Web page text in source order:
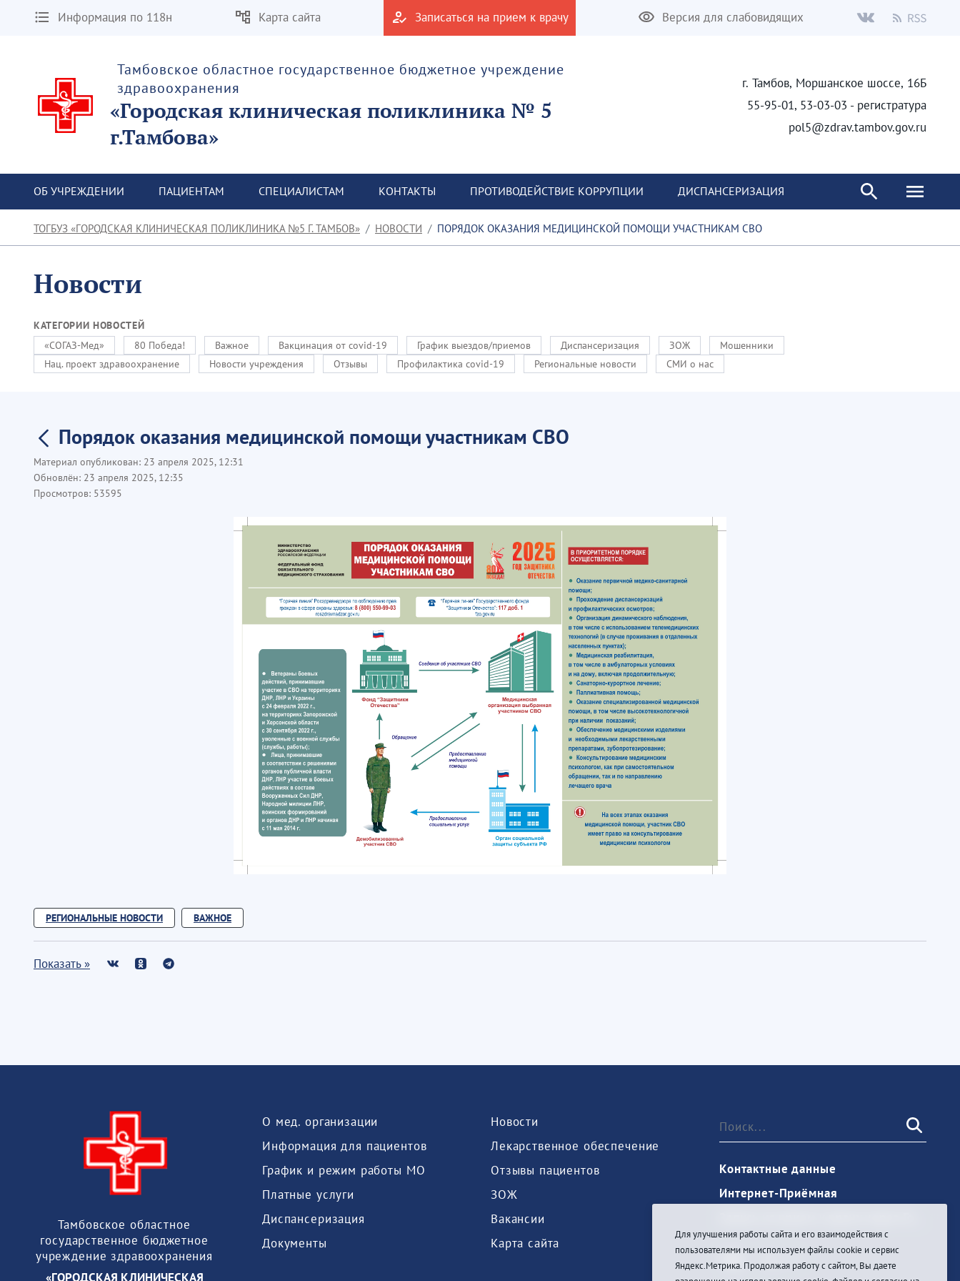
Информация по 118н Карта сайта Записаться на прием к врачу Версия для слабовидящих
Тамбовское областное государственное бюджетное учреждение
здравоохранения
«Городская клиническая поликлиника № 5
г.Тамбова»
г. Тамбов, Моршанское шоссе, 16Б
55-95-01, 53-03-03 - регистратура
pol5@zdrav.tambov.gov.ru
ОБ УЧРЕЖДЕНИИ ПАЦИЕНТАМ СПЕЦИАЛИСТАМ КОНТАКТЫ ПРОТИВОДЕЙСТВИЕ КОРРУПЦИИ ДИСПАНСЕРИЗАЦИЯ
ТОГБУЗ «ГОРОДСКАЯ КЛИНИЧЕСКАЯ ПОЛИКЛИНИКА №5 Г. ТАМБОВ» НОВОСТИ ПОРЯДОК ОКАЗАНИЯ МЕДИЦИНСКОЙ ПОМОЩИ УЧАСТНИКАМ СВО
Новости
КАТЕГОРИИ НОВОСТЕЙ
«СОГАЗ-Мед»
80 Победа! Важное Вакцинация от covid-19 График выездов/приемов Диспансеризация ЗОЖ
Мошенники
Нац. проект здравоохранение
Новости учреждения Отзывы Профилактика covid-19 Региональные новости СМИ о нас
Порядок оказания медицинской помощи участникам СВО
Материал опубликован: 23 апреля 2025, 12:31
Обновлён: 23 апреля 2025, 12:35
Просмотров: 53595
РЕГИОНАЛЬНЫЕ НОВОСТИ ВАЖНОЕ
Показать »
Тамбовское областное
государственное бюджетное
учреждение здравоохранения
«ГОРОДСКАЯ КЛИНИЧЕСКАЯ
О мед. организации
Информация для пациентов
График и режим работы МО
Платные услуги
Диспансеризация
Документы
Новости
Лекарственное обеспечение
Отзывы пациентов
ЗОЖ
Вакансии
Карта сайта
Контактные данные
Интернет-Приёмная
Для улучшения работы сайта и его взаимодействия с
пользователями мы используем файлы cookie и сервис
Яндекс.Метрика. Продолжая работу с сайтом, Вы даете